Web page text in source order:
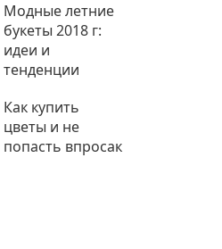
Модные летние
букеты 2018 г:
идеи и
тенденции
Как купить
цветы и не
попасть впросак